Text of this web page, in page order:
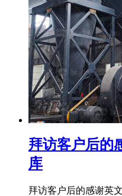
拜访客户后的
库
拜访客户后的感谢英